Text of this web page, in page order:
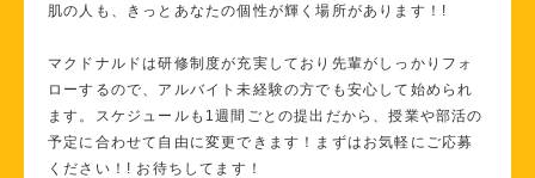
肌の人も、きっとあなたの個性が輝く場所があります！!
マクドナルドは研修制度が充実しており先輩がしっかりフォ
ローするので、アルバイト未経験の方でも安心して始められ
ます。スケジュールも1週間ごとの提出だから、授業や部活の
予定に合わせて自由に変更できます！まずはお気軽にご応募
ください！! お待ちしてます！